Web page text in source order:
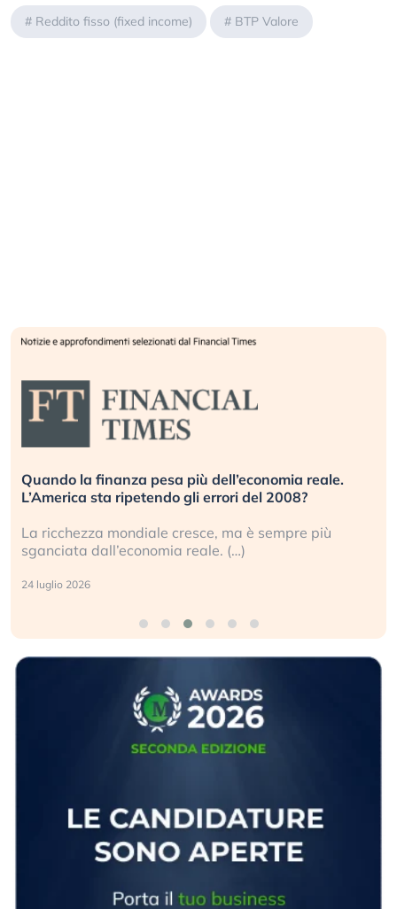
# Reddito fisso (fixed income) # BTP Valore
Quando la finanza pesa più dell’economia reale.
L’America sta ripetendo gli errori del 2008?
La ricchezza mondiale cresce, ma è sempre più
sganciata dall’economia reale. (…)
24 luglio 2026